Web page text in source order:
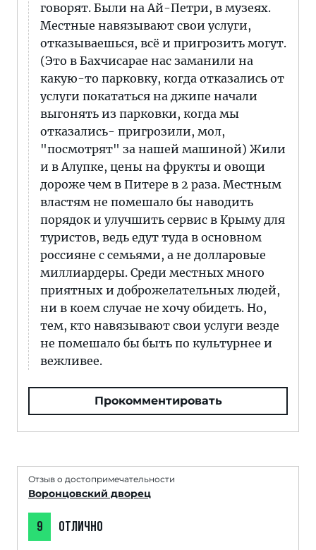
говорят. Были на Ай-Петри, в музеях.
Местные навязывают свои услуги,
отказываешься, всё и пригрозить могут.
(Это в Бахчисарае нас заманили на
какую-то парковку, когда отказались от
услуги покататься на джипе начали
выгонять из парковки, когда мы
отказались- пригрозили, мол,
"посмотрят" за нашей машиной) Жили
и в Алупке, цены на фрукты и овощи
дороже чем в Питере в 2 раза. Местным
властям не помешало бы наводить
порядок и улучшить сервис в Крыму для
туристов, ведь едут туда в основном
россияне с семьями, а не долларовые
миллиардеры. Среди местных много
приятных и доброжелательных людей,
ни в коем случае не хочу обидеть. Но,
тем, кто навязывают свои услуги везде
не помешало бы быть по культурнее и
вежливее.
Прокомментировать
Отзыв о достопримечательности
Воронцовский дворец
9 ОТЛИЧНО